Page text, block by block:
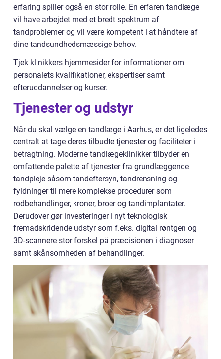
erfaring spiller også en stor rolle. En erfaren tandlæge
vil have arbejdet med et bredt spektrum af
tandproblemer og vil være kompetent i at håndtere af
dine tandsundhedsmæssige behov.
Tjek klinikkers hjemmesider for informationer om
personalets kvalifikationer, ekspertiser samt
efteruddannelser og kurser.
Tjenester og udstyr
Når du skal vælge en tandlæge i Aarhus, er det ligeledes
centralt at tage deres tilbudte tjenester og faciliteter i
betragtning. Moderne tandlægeklinikker tilbyder en
omfattende palette af tjenester fra grundlæggende
tandpleje såsom tandeftersyn, tandrensning og
fyldninger til mere komplekse procedurer som
rodbehandlinger, kroner, broer og tandimplantater.
Derudover gør investeringer i nyt teknologisk
fremadskridende udstyr som f.eks. digital røntgen og
3D-scannere stor forskel på præcisionen i diagnoser
samt skånsomheden af behandlinger.